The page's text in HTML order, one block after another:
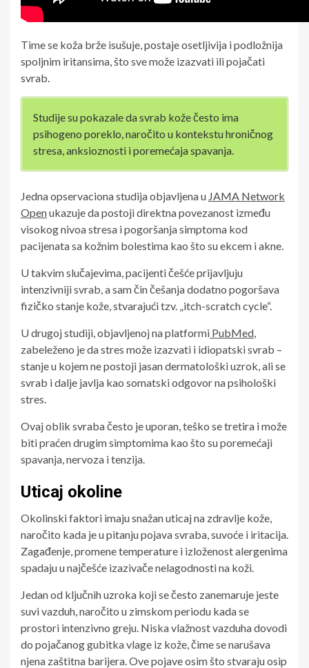
Time se koža brže isušuje, postaje osetljivija i podložnija
spoljnim iritansima, što sve može izazvati ili pojačati
svrab.
Studije su pokazale da svrab kože često ima
psihogeno poreklo, naročito u kontekstu hroničnog
stresa, anksioznosti i poremećaja spavanja.
Jedna opservaciona studija objavljena u JAMA Network
Openukazuje da postoji direktna povezanost između
visokog nivoa stresa i pogoršanja simptoma kod
pacijenata sa kožnim bolestima kao što su ekcem i akne.
U takvim slučajevima, pacijenti češće prijavljuju
intenzivniji svrab, a sam čin češanja dodatno pogoršava
fizičko stanje kože, stvarajući tzv. „itch-scratch cycle“.
U drugoj studiji, objavljenoj na platformi PubMed
zabeleženo je da stres može izazvati i idiopatski svrab –
stanje u kojem ne postoji jasan dermatološki uzrok, ali se
svrab i dalje javlja kao somatski odgovor na psihološki
stres.
Ovaj oblik svraba često je uporan, teško se tretira i može
biti praćen drugim simptomima kao što su poremećaji
spavanja, nervoza i tenzija.
Uticaj okoline
Okolinski faktori imaju snažan uticaj na zdravlje kože,
naročito kada je u pitanju pojava svraba, suvoće i iritacija.
Zagađenje, promene temperature i izloženost alergenima
spadaju u najčešće izazivače nelagodnosti na koži.
Jedan od ključnih uzroka koji se često zanemaruje jeste
suvi vazduh, naročito u zimskom periodu kada se
prostori intenzivno greju. Niska vlažnost vazduha dovodi
do pojačanog gubitka vlage iz kože, čime se narušava
njena zaštitna barijera. Ove pojave osim što stvaraju osip